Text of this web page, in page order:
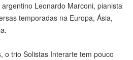
Leonardo Marconi, pianista
temporadas na Europa, Ásia,
o trio Solistas Interarte tem pouco